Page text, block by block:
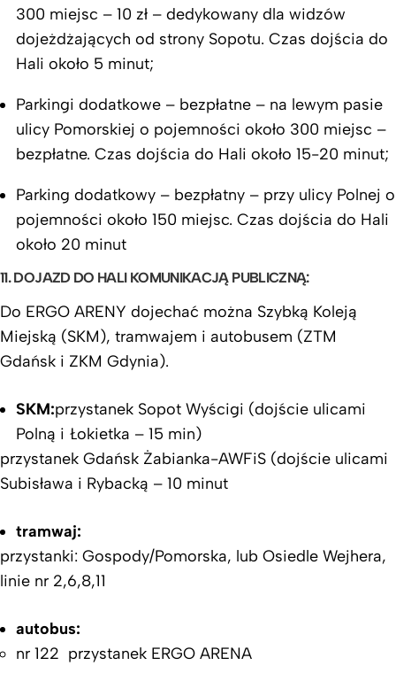
300 miejsc – 10 zł – dedykowany dla widzów
dojeżdżających od strony Sopotu. Czas dojścia do
Hali około 5 minut;
Parkingi dodatkowe – bezpłatne – na lewym pasie
ulicy Pomorskiej o pojemności około 300 miejsc –
bezpłatne. Czas dojścia do Hali około 15-20 minut;
Parking dodatkowy – bezpłatny – przy ulicy Polnej o
pojemności około 150 miejsc. Czas dojścia do Hali
około 20 minut
11. DOJAZD DO HALI KOMUNIKACJĄ PUBLICZNĄ:
Do ERGO ARENY dojechać można Szybką Koleją
Miejską (SKM), tramwajem i autobusem (ZTM
Gdańsk i ZKM Gdynia).
SKM:przystanek Sopot Wyścigi (dojście ulicami
Polną i Łokietka – 15 min)
przystanek Gdańsk Żabianka-AWFiS (dojście ulicami
Subisława i Rybacką – 10 minut
tramwaj:
przystanki: Gospody/Pomorska, lub Osiedle Wejhera,
linie nr 2,6,8,11
autobus:
nr 122 przystanek ERGO ARENA